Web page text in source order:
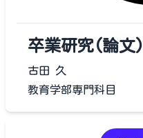
卒業研究(論文)
古田 久
教育学部専門科目